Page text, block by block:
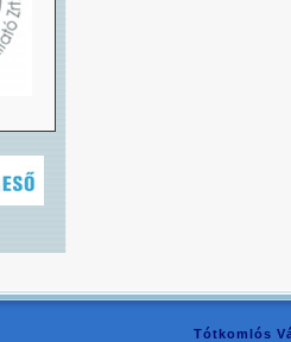
Tótkomlós